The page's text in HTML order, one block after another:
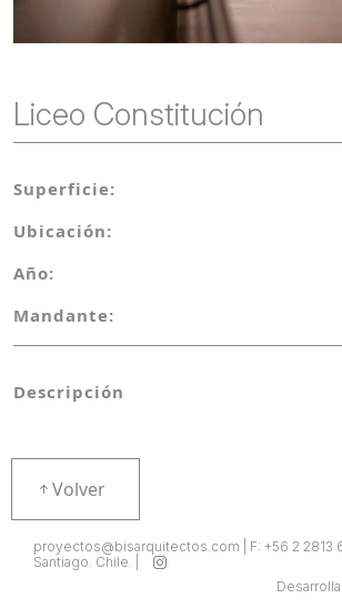
Liceo Constitución
Superficie:
Ubicación:
Año:
Mandante:
Descripción
Volver
proyectos@bisarquitectos.com | F: +56 2 2813
Santiago. Chile. |